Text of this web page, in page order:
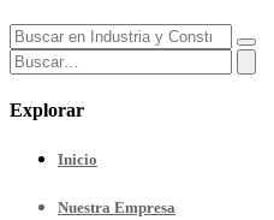
Explorar
Inicio
Nuestra Empresa